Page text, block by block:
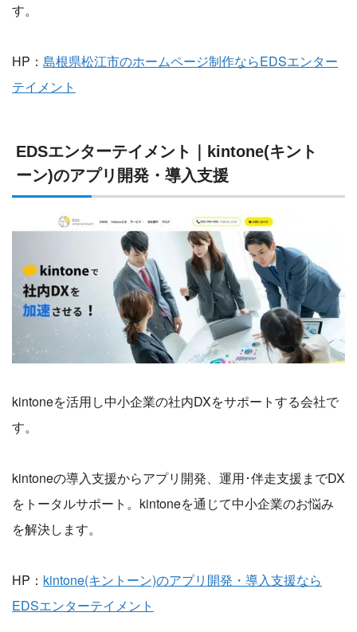
す。
HP： 島根県松江市のホームページ制作ならEDSエンター
テイメント
EDSエンターテイメント｜kintone(キント
ーン)のアプリ開発・導入支援
kintoneを活用し中小企業の社内DXをサポートする会社で
す。
kintoneの導入支援からアプリ開発、運用･伴走支援までDX
をトータルサポート。kintoneを通じて中小企業のお悩み
を解決します。
HP： kintone(キントーン)のアプリ開発・導入支援なら
EDSエンターテイメント